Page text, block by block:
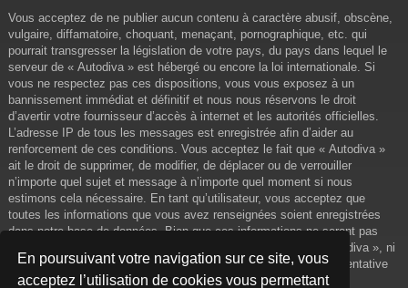
En poursuivant votre navigation sur ce site, vous
acceptez l’utilisation de cookies vous permettant
Vous acceptez de ne publier aucun contenu à caractère abusif, obscène,
vulgaire, diffamatoire, choquant, menaçant, pornographique, etc. qui
pourrait transgresser la législation de votre pays, du pays dans lequel le
serveur de « Autodiva » est hébergé ou encore la loi internationale. Si
vous ne respectez pas ces dispositions, vous vous exposez à un
bannissement immédiat et définitif et nous nous réservons le droit
d’avertir votre fournisseur d’accès à internet et les autorités officielles.
L’adresse IP de tous les messages est enregistrée afin d’aider au
renforcement de ces conditions. Vous acceptez le fait que « Autodiva »
ait le droit de supprimer, de modifier, de déplacer ou de verrouiller
n’importe quel sujet et message à n’importe quel moment si nous
estimons cela nécessaire. En tant qu’utilisateur, vous acceptez que
toutes les informations que vous avez renseignées soient enregistrées
dans notre base de données. Bien que ces informations ne seront pas
diffusées à une tierce partie sans votre consentement, ni « Autodiva », ni
phpBB, ne pourront être tenus comme responsables en cas de tentative
de piratage informatique visant à compromettre vos données.